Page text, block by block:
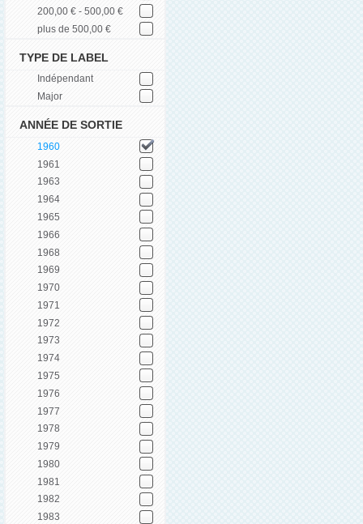
200,00 € - 500,00 €
plus de 500,00 €
TYPE DE LABEL
Indépendant
Major
ANNÉE DE SORTIE
1960
1961
1963
1964
1965
1966
1968
1969
1970
1971
1972
1973
1974
1975
1976
1977
1978
1979
1980
1981
1982
1983